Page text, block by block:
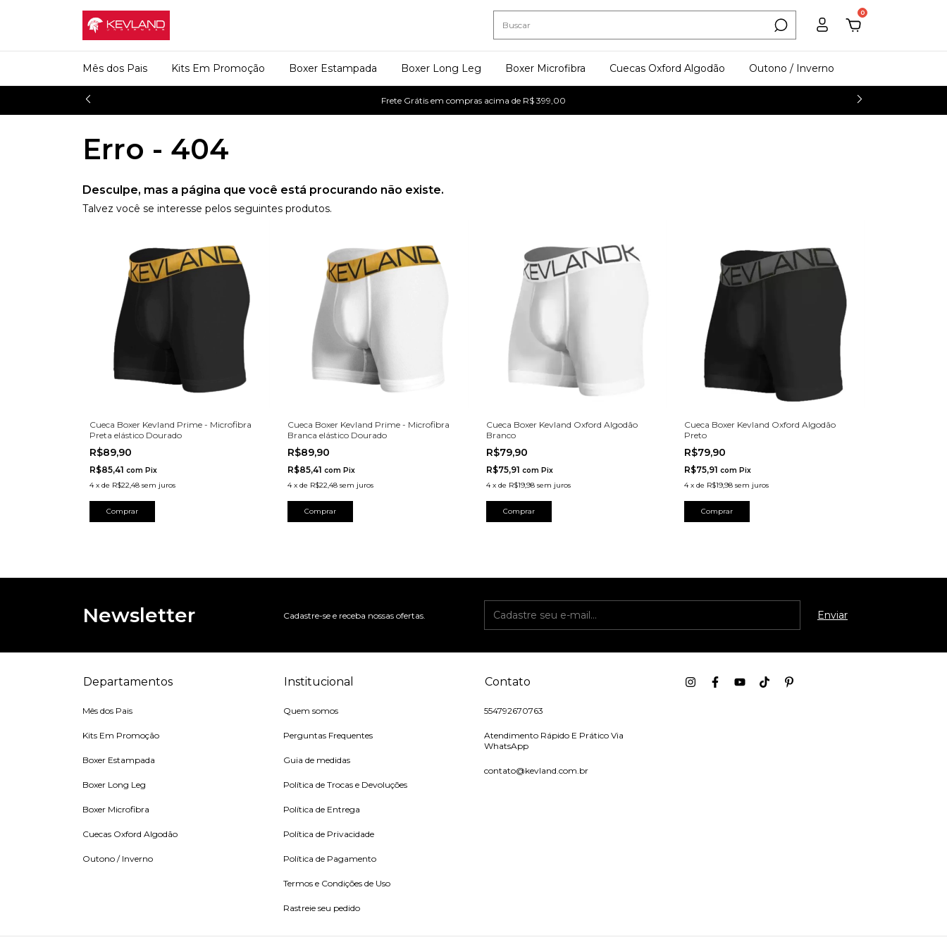
0
Mês dos Pais Kits Em Promoção Boxer Estampada Boxer Long Leg Boxer Microfibra Cuecas Oxford Algodão Outono / Inverno
Frete Grátis em compras acima de R$ 399,00
Erro - 404
Desculpe, mas a página que você está procurando não existe.
Talvez você se interesse pelos seguintes produtos.
Cueca Boxer Kevland Prime - Microfibra
Preta elástico Dourado
R$89,90
R$85,41 com Pix
4 x de R$22,48 sem juros
Comprar
Cueca Boxer Kevland Prime - Microfibra
Branca elástico Dourado
R$89,90
R$85,41com Pix
4 xde R$22,48 sem juros
Comprar
Cueca Boxer Kevland Oxford Algodão
Branco
R$79,90
R$75,91 com Pix
4 x de R$19,98 sem juros
Comprar
Cueca Boxer Kevland Oxford Algodão
Preto
R$79,90
R$75,91 com Pix
4 x de R$19,98 sem juros
Comprar
Newsletter Cadastre-se e receba nossas ofertas.
Departamentos
Mês dos Pais
Kits Em Promoção
Boxer Estampada
Boxer Long Leg
Boxer Microfibra
Cuecas Oxford Algodão
Outono / Inverno
Institucional
Quem somos
Perguntas Frequentes
Guia de medidas
Política de Trocas e Devoluções
Política de Entrega
Política de Privacidade
Política de Pagamento
Termos e Condições de Uso
Rastreie seu pedido
Contato
554792670763
Atendimento Rápido E Prático Via
WhatsApp
contato@kevland.com.br